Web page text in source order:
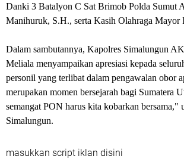
Danki 3 Batalyon C Sat Brimob Polda Sumut
Manihuruk, S.H., serta Kasih Olahraga Mayor
Dalam sambutannya, Kapolres Simalungun
Meliala menyampaikan apresiasi kepada
personil yang terlibat dalam pengawalan
merupakan momen bersejarah bagi Sumatera
semangat PON harus kita kobarkan bersama,"
Simalungun.
masukkan script iklan disini